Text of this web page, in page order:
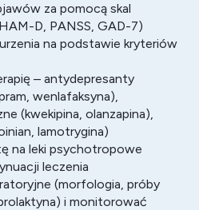
za pomocą skal
D, PANSS, GAD-7)
na podstawie kryteriów
– antydepresanty
wenlafaksyna),
(kwekipina, olanzapina),
lamotrygina)
na leki psychotropowe
leczenia
(morfologia, próby
i monitorować